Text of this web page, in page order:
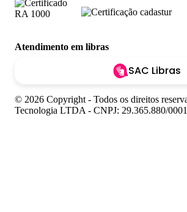
Atendimento em libras
SAC Libras
© 2026 Copyright - Todos os direitos
Tecnologia LTDA - CNPJ: 29.365.880/